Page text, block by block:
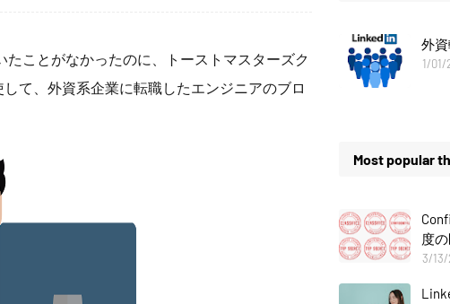
ことがなかったのに、トーストマスターズク
て、外資系企業に転職したエンジニアのブロ
外
1/01/
Most popular
度
3/13/